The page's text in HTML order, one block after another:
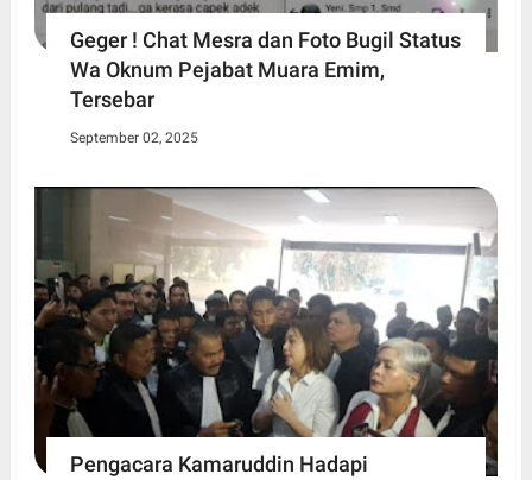
Geger ! Chat Mesra dan Foto Bugil Status
Wa Oknum Pejabat Muara Emim,
Tersebar
September 02, 2025
Pengacara Kamaruddin Hadapi